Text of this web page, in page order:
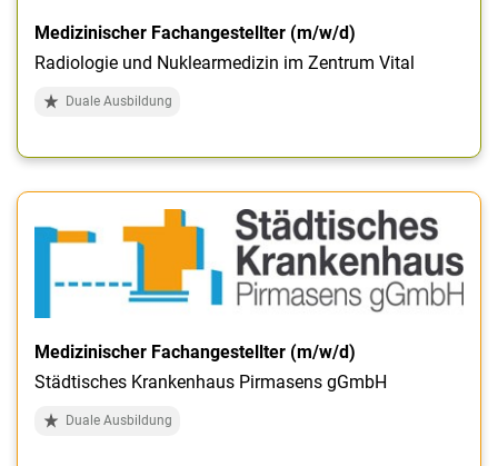
Medizinischer Fachangestellter (m/w/d)
Radiologie und Nuklearmedizin im Zentrum Vital
Duale Ausbildung
Medizinischer Fachangestellter (m/w/d)
Städtisches Krankenhaus Pirmasens gGmbH
Duale Ausbildung